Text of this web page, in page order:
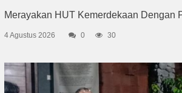
Merayakan HUT Kemerdekaan Dengan
4 Agustus 2026 0 30